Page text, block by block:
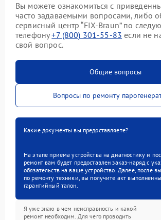
Вы можете ознакомиться с
часто задаваемыми вопросами, либо
сервисный центр “FIX-Braun” по
телефону+7 (800) 301-55-83 если не
свой вопрос.
Общие вопросы
Вопросы по ремонту
Какие документы вы предоставляете?
На этапе приема устройства на диагностику и
ремонт вам будет предоставлен заказ-наряд с
обязательств на ваше устройство. Далее, после
по ремонту техники, вы получите акт
гарантийный талон.
Я уже знаю в чем неисправность и какой
ремонт необходим. Для чего проводить